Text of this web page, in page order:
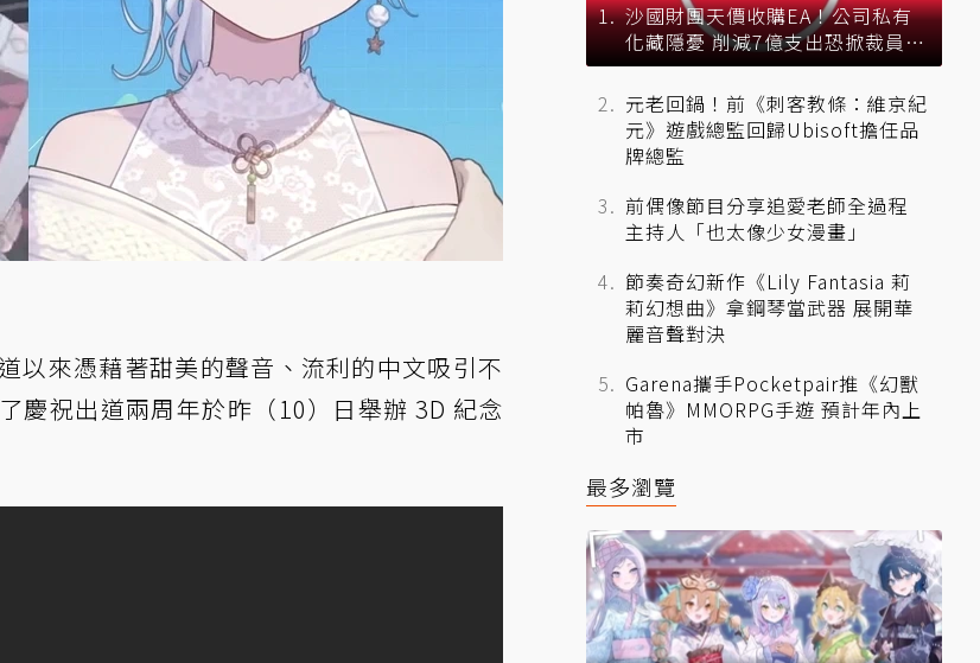
以來憑藉著甜美的聲音、流利的中文吸引不
慶祝出道兩周年於昨（10）日舉辦 3D 紀念
沙國財團天價收購EA！公司私有
化藏隱憂 削減7億支出恐掀裁員風
暴？
元老回鍋！前《刺客教條：維京紀
元》遊戲總監回歸Ubisoft擔任品
牌總監
前偶像節目分享追愛老師全過程
主持人「也太像少女漫畫」
節奏奇幻新作《Lily Fantasia 莉
莉幻想曲》拿鋼琴當武器 展開華
麗音聲對決
Garena攜手Pocketpair推《幻獸
帕魯》MMORPG手遊 預計年內上
市
最多瀏覽